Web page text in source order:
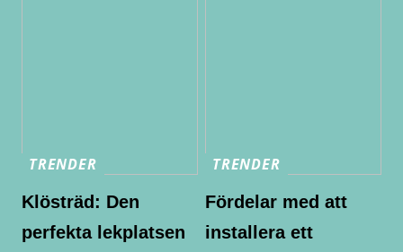
TRENDER
Klösträd: Den
perfekta lekplatsen
TRENDER
Fördelar med att
installera ett